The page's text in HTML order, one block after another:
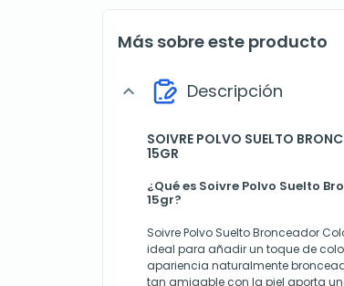
Más sobre este producto
expand_more Descripción
SOIVRE POLVO SUELTO
15GR
¿Qué es Soivre Polvo Suelto
15gr?
Soivre Polvo Suelto Bronceador
ideal para añadir un toque de
apariencia naturalmente
tan amigable con la piel aporta